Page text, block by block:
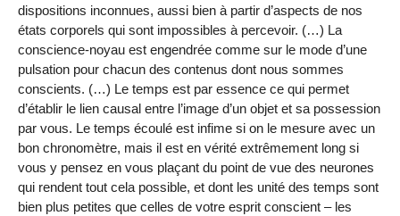
dispositions inconnues, aussi bien à partir d’aspects de nos
états corporels qui sont impossibles à percevoir. (…) La
conscience-noyau est engendrée comme sur le mode d’une
pulsation pour chacun des contenus dont nous sommes
conscients. (…) Le temps est par essence ce qui permet
d’établir le lien causal entre l’image d’un objet et sa possession
par vous. Le temps écoulé est infime si on le mesure avec un
bon chronomètre, mais il est en vérité extrêmement long si
vous y pensez en vous plaçant du point de vue des neurones
qui rendent tout cela possible, et dont les unité des temps sont
bien plus petites que celles de votre esprit conscient – les